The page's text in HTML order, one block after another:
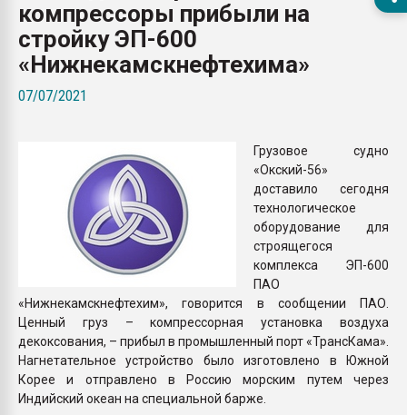
ситуацией на
бутылок
компрессоры прибыли на
стройку ЭП-600
«Нижнекамскнефтехима»
07/07/2021
Грузовое судно
«Окский-56»
доставило сегодня
технологическое
оборудование для
строящегося
комплекса ЭП-600
ПАО
«Нижнекамскнефтехим», говорится в сообщении ПАО.
Ценный груз – компрессорная установка воздуха
декоксования, – прибыл в промышленный порт «ТрансКама».
Нагнетательное устройство было изготовлено в Южной
Корее и отправлено в Россию морским путем через
Индийский океан на специальной барже.